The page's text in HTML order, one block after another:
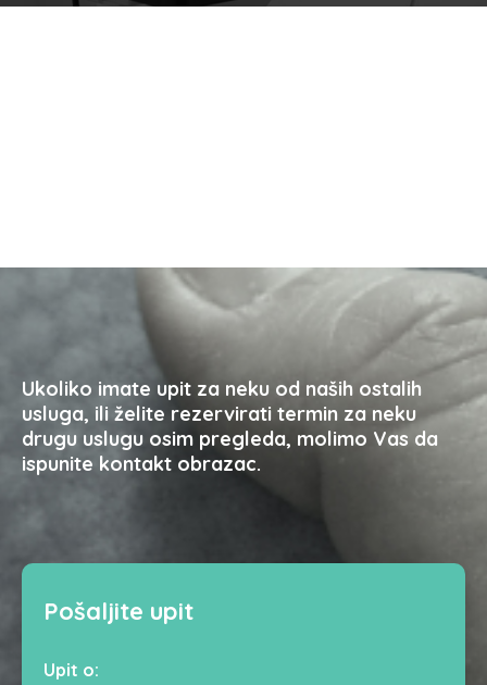
Ukoliko imate upit za neku od naših ostalih
usluga, ili želite rezervirati termin za neku
drugu uslugu osim pregleda, molimo Vas da
ispunite kontakt obrazac.
Pošaljite upit
Upit o: